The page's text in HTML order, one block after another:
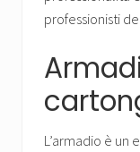
professionisti
L’armadio è un